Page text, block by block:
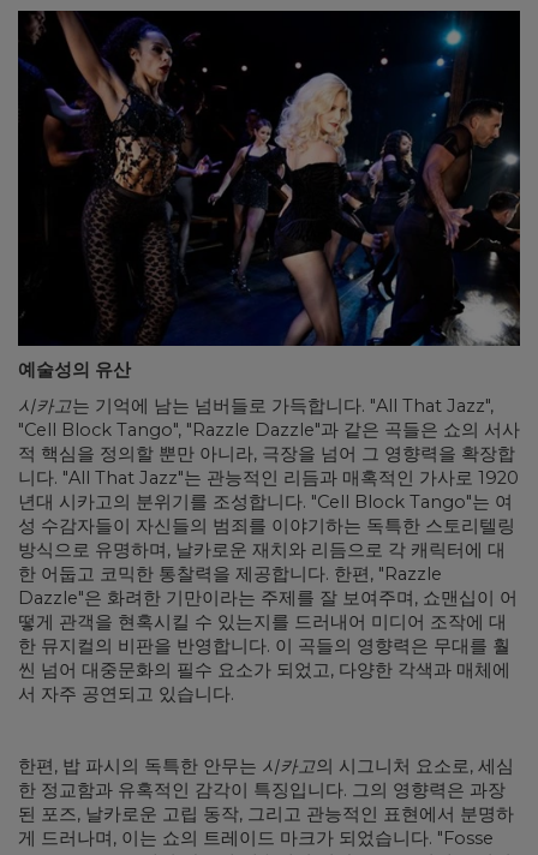
예술성의 유산
시카고는 기억에 남는 넘버들로 가득합니다. "All That Jazz",
"Cell Block Tango", "Razzle Dazzle"과 같은 곡들은 쇼의 서사
적 핵심을 정의할 뿐만 아니라, 극장을 넘어 그 영향력을 확장합
니다. "All That Jazz"는 관능적인 리듬과 매혹적인 가사로 1920
년대 시카고의 분위기를 조성합니다. "Cell Block Tango"는 여
성 수감자들이 자신들의 범죄를 이야기하는 독특한 스토리텔링
방식으로 유명하며, 날카로운 재치와 리듬으로 각 캐릭터에 대
한 어둡고 코믹한 통찰력을 제공합니다. 한편, "Razzle
Dazzle"은 화려한 기만이라는 주제를 잘 보여주며, 쇼맨십이 어
떻게 관객을 현혹시킬 수 있는지를 드러내어 미디어 조작에 대
한 뮤지컬의 비판을 반영합니다. 이 곡들의 영향력은 무대를 훨
씬 넘어 대중문화의 필수 요소가 되었고, 다양한 각색과 매체에
서 자주 공연되고 있습니다.
한편, 밥 파시의 독특한 안무는 시카고의 시그니처 요소로, 세심
한 정교함과 유혹적인 감각이 특징입니다. 그의 영향력은 과장
된 포즈, 날카로운 고립 동작, 그리고 관능적인 표현에서 분명하
게 드러나며, 이는 쇼의 트레이드 마크가 되었습니다. "Fosse